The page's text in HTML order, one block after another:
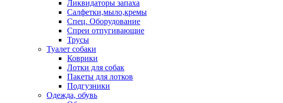
Ликвидаторы запаха
Салфетки,мыло,кремы
Спец. Оборудование
Спреи отпугивающие
Трусы
Туалет собаки
Коврики
Лотки для собак
Пакеты для лотков
Подгузники
Одежда, обувь